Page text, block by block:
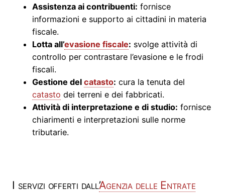
Assistenza ai contribuenti: fornisce
informazioni e supporto ai cittadini in materia
fiscale.
Lotta all’evasione fiscale: svolge attività di
controllo per contrastare l’evasione e le frodi
fiscali.
Gestione del catasto: cura la tenuta del
catasto dei terreni e dei fabbricati.
Attività di interpretazione e di studio: fornisce
chiarimenti e interpretazioni sulle norme
tributarie.
I servizi offerti dall’Agenzia delle Entrate